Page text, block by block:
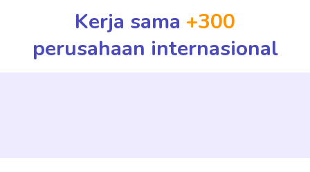
Kerja sama +300
perusahaan internasional